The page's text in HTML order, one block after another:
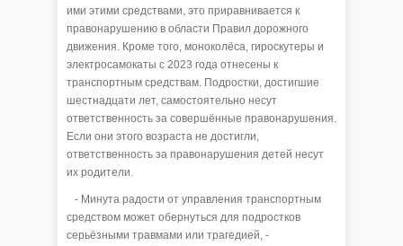
ими этими средствами, это приравнивается к
правонарушению в области Правил дорожного
движения. Кроме того, моноколёса, гироскутеры и
электросамокаты с 2023 года отнесены к
транспортным средствам. Подростки, достигшие
шестнадцати лет, самостоятельно несут
ответственность за совершённые правонарушения.
Если они этого возраста не достигли,
ответственность за правонарушения детей несут
их родители.
- Минута радости от управления транспортным
средством может обернуться для подростков
серьёзными травмами или трагедией, -